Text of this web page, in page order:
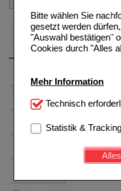
Bitte wählen Sie
gesetzt werden
"Auswahl bestätigen"
Cookies durch "Alles
Mehr Information
Technisch
Website notwendig
Kundenkonto),
werden kann.
Einkaufserlebnis
Technisch
Statistik &